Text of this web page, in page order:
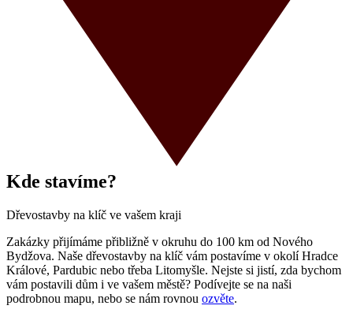
Kde stavíme?
Dřevostavby na klíč ve vašem kraji
Zakázky přijímáme přibližně v okruhu do 100 km od Nového
Bydžova. Naše dřevostavby na klíč vám postavíme v okolí Hradce
Králové, Pardubic nebo třeba Litomyšle. Nejste si jistí, zda bychom
vám postavili dům i ve vašem městě? Podívejte se na naši
podrobnou mapu, nebo se nám rovnou ozvěte.